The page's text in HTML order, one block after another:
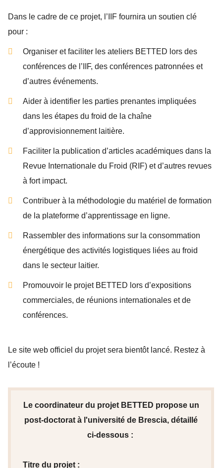
Dans le cadre de ce projet, l’IIF fournira un soutien clé
pour :
Organiser et faciliter les ateliers BETTED lors des
conférences de l’IIF, des conférences patronnées et
d’autres événements.
Aider à identifier les parties prenantes impliquées
dans les étapes du froid de la chaîne
d’approvisionnement laitière.
Faciliter la publication d’articles académiques dans la
Revue Internationale du Froid (RIF) et d’autres revues
à fort impact.
Contribuer à la méthodologie du matériel de formation
de la plateforme d’apprentissage en ligne.
Rassembler des informations sur la consommation
énergétique des activités logistiques liées au froid
dans le secteur laitier.
Promouvoir le projet BETTED lors d’expositions
commerciales, de réunions internationales et de
conférences.
Le site web officiel du projet sera bientôt lancé. Restez à
l’écoute !
Le coordinateur du projet BETTED propose un
post-doctorat à l'université de Brescia, détaillé
ci-dessous :
Titre du projet :